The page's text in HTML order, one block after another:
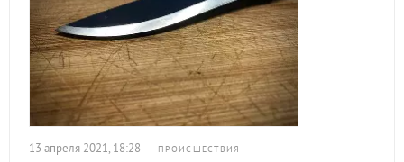
13 апреля 2021, 18:28 ПРОИСШЕСТВИЯ